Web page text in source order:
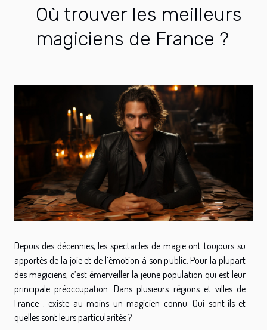
Où trouver les meilleurs
magiciens de France ?
Depuis des décennies, les spectacles de magie ont toujours su
apportés de la joie et de l’émotion à son public. Pour la plupart
des magiciens, c’est émerveiller la jeune population qui est leur
principale préoccupation. Dans plusieurs régions et villes de
France ; existe au moins un magicien connu. Qui sont-ils et
quelles sont leurs particularités ?